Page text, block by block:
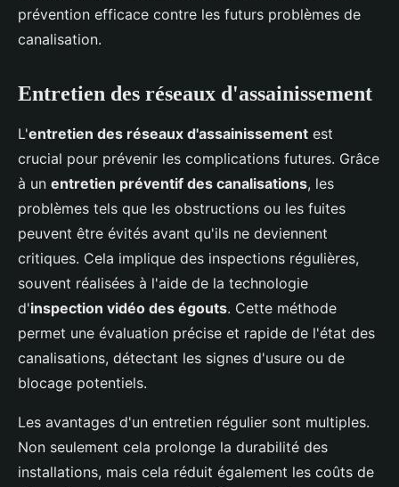
prévention efficace contre les futurs problèmes de
canalisation.
Entretien des réseaux d'assainissement
L'entretien des réseaux d'assainissement est
crucial pour prévenir les complications futures. Grâce
à un entretien préventif des canalisations, les
problèmes tels que les obstructions ou les fuites
peuvent être évités avant qu'ils ne deviennent
critiques. Cela implique des inspections régulières,
souvent réalisées à l'aide de la technologie
d'inspection vidéo des égouts. Cette méthode
permet une évaluation précise et rapide de l'état des
canalisations, détectant les signes d'usure ou de
blocage potentiels.
Les avantages d'un entretien régulier sont multiples.
Non seulement cela prolonge la durabilité des
installations, mais cela réduit également les coûts de